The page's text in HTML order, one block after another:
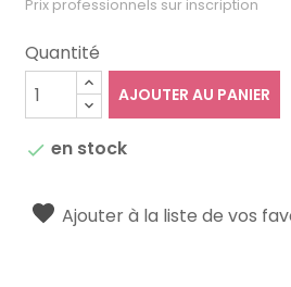
Prix professionnels sur inscription
Quantité
AJOUTER AU PANIER
 en stock
Ajouter à la liste de vos